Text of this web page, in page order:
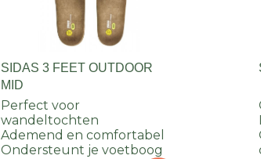
SIDAS 3 FEET OUTDOOR
MID
Perfect voor
wandeltochten
Ademend en comfortabel
Ondersteunt je voetboog